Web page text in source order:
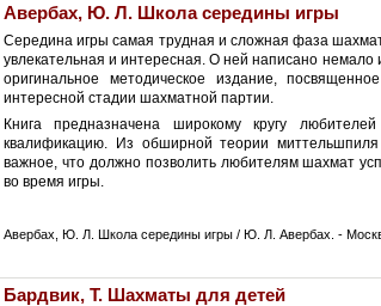
Авербах, Ю. Л. Школа середины игры
Середина игры самая трудная и сложная фаза
увлекательная и интересная. О ней написано
оригинальное методическое издание,
интересной стадии шахматной партии.
Книга предназначена широкому кругу
квалификацию. Из обширной теории
важное, что должно позволить любителям шахмат
во время игры.
Авербах, Ю. Л. Школа середины игры / Ю. Л. Авербах. -
Бардвик, Т. Шахматы для детей